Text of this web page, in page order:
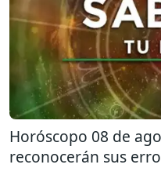
Horóscopo 08 de
reconocerán sus